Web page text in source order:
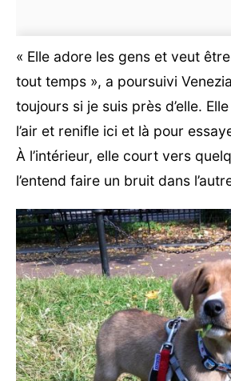
« Elle adore les gens et veut
tout temps », a poursuivi
toujours si je suis près d’elle.
l’air et renifle ici et là pour
À l’intérieur, elle court vers
l’entend faire un bruit dans